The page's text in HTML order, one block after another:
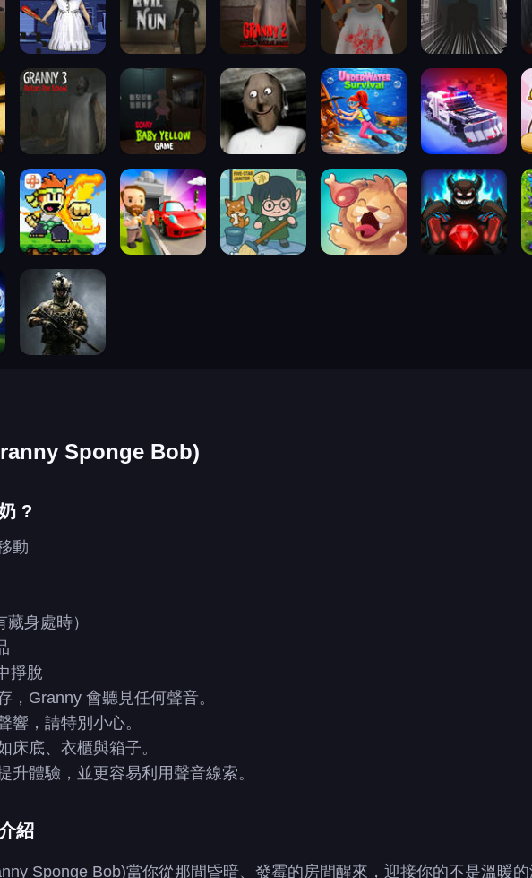
Sponge Bob)
?
動
身處時）
掙脫
，Granny 會聽見任何聲音。
響，請特別小心。
床底、衣櫃與箱子。
升體驗，並更容易利用聲音線索。
紹
Sponge Bob)當你從那間昏暗、發霉的房間醒來，迎接你的不是溫暖